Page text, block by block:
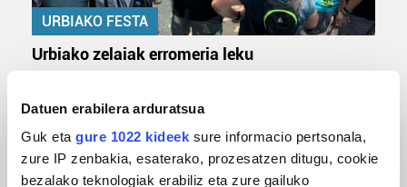
Datuen erabilera arduratsua
Guk eta gure 1022 kideek sure informacio pertsonala,
zure IP zenbakia, esaterako, prozesatzen ditugu, cookie
bezalako teknologiak erabiliz eta zure gailuko
URBIAKO FESTA
Urbiako zelaiak erromeria leku